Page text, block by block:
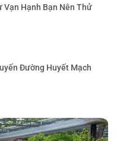
Vạn Hạnh Bạn Nên Thử
Đường Huyết Mạch